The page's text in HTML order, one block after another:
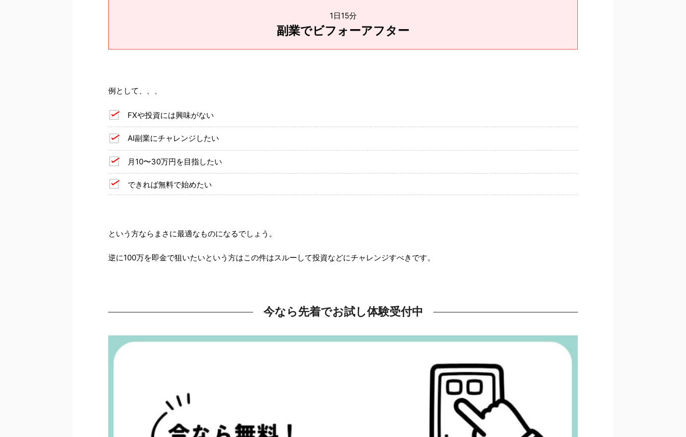
1日15分
副業でビフォーアフター
例として、、、
FXや投資には興味がない
AI副業にチャレンジしたい
月10〜30万円を目指したい
できれば無料で始めたい
という方ならまさに最適なものになるでしょう。
逆に100万を即金で狙いたいという方はこの件はスルーして投資などにチャレンジすべきです。
今なら先着でお試し体験受付中